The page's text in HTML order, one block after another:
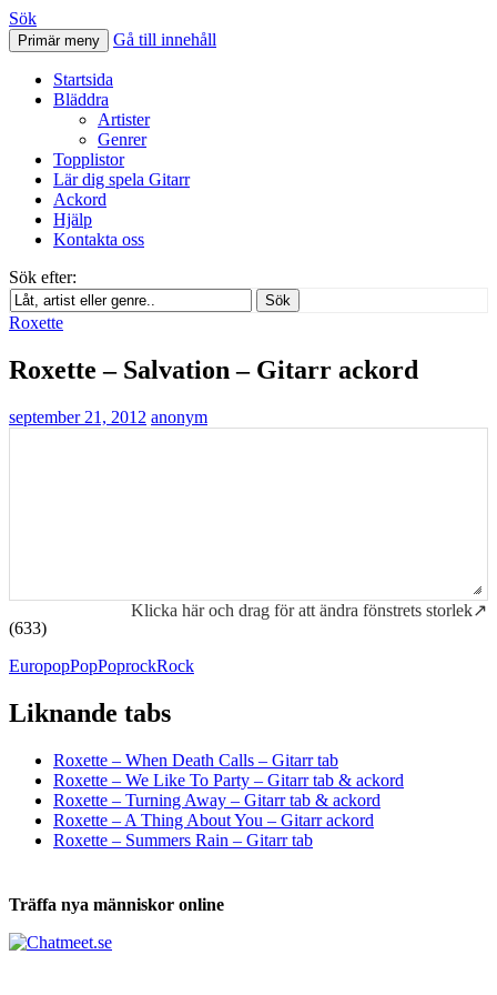
Svenskatabs.se
Sök
Primär meny Gå till innehåll
Startsida
Bläddra
Artister
Genrer
Topplistor
Lär dig spela Gitarr
Ackord
Hjälp
Kontakta oss
Sök efter:
Sök
Roxette
Roxette – Salvation – Gitarr ackord
september 21, 2012 anonym
Klicka här och drag för att ändra fönstrets storlek↗
(633)
EuropopPopPoprockRock
Liknande tabs
Roxette – When Death Calls – Gitarr tab
Roxette – We Like To Party – Gitarr tab & ackord
Roxette – Turning Away – Gitarr tab & ackord
Roxette – A Thing About You – Gitarr ackord
Roxette – Summers Rain – Gitarr tab
Träffa nya människor online